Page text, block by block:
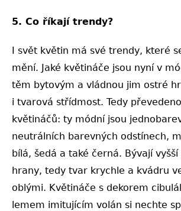
5. Co říkají trendy?
I svět květin má své trendy, které
mění. Jaké květináče jsou nyní v
těm bytovým a vládnou jim ostré
i tvarová střídmost. Tedy
květináčů: ty módní jsou
neutrálních barevných odstínech,
bílá, šedá a také černá. Bývají
hrany, tedy tvar krychle a kvádru
oblými. Květináče s dekorem
lemem imitujícím volán si nechte